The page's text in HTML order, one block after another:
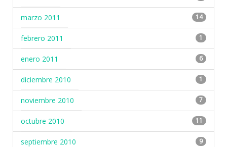
marzo 2011 14
febrero 2011 1
enero 2011 6
diciembre 2010 1
noviembre 2010 7
octubre 2010 11
septiembre 2010 9